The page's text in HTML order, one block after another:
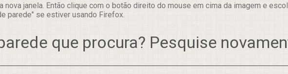
janela. Então clique com o botão direito do mouse em cima da imagem e
parede" se estiver usando Firefox.
que procura? Pesquise